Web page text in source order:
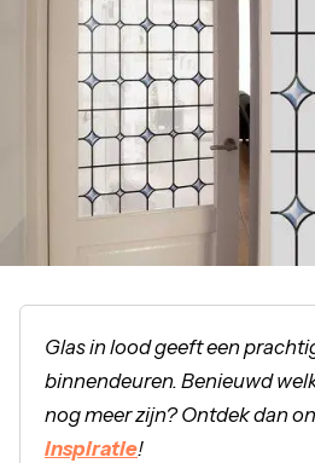
Glas in lood geeft een
binnendeuren. Benieuwd
nog meer zijn? Ontdek dan
inspiratie!